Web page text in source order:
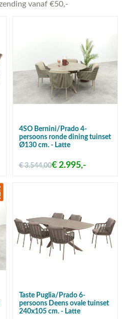
4SO Bernini/Prado 4-
persoons ronde dining tuinset
Ø130 cm. - Latte
€ 3.544,00€ 2.995,-
Taste Puglia/Prado 6-
persoons Deens ovale tuinset
240x105 cm. - Latte